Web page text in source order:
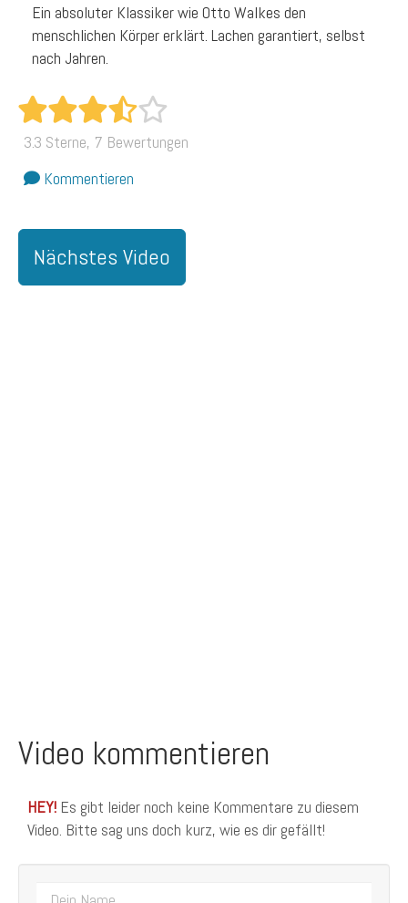
Ein absoluter Klassiker wie Otto Walkes den
menschlichen Körper erklärt. Lachen garantiert, selbst
nach Jahren.
3.3 Sterne, 7 Bewertungen
Kommentieren
Nächstes Video
Video kommentieren
HEY! Es gibt leider noch keine Kommentare zu diesem
Video. Bitte sag uns doch kurz, wie es dir gefällt!